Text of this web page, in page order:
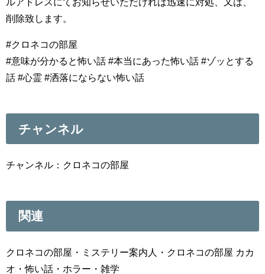
削除致します。
#クロネコの部屋
#意味が分かると怖い話 #本当にあった怖い話 #ゾッとする
話 #心霊 #洒落にならない怖い話
チャンネル
チャンネル：クロネコの部屋
関連
クロネコの部屋・ミステリー案内人・クロネコの部屋 カカ
オ・怖い話・ホラー・雑学